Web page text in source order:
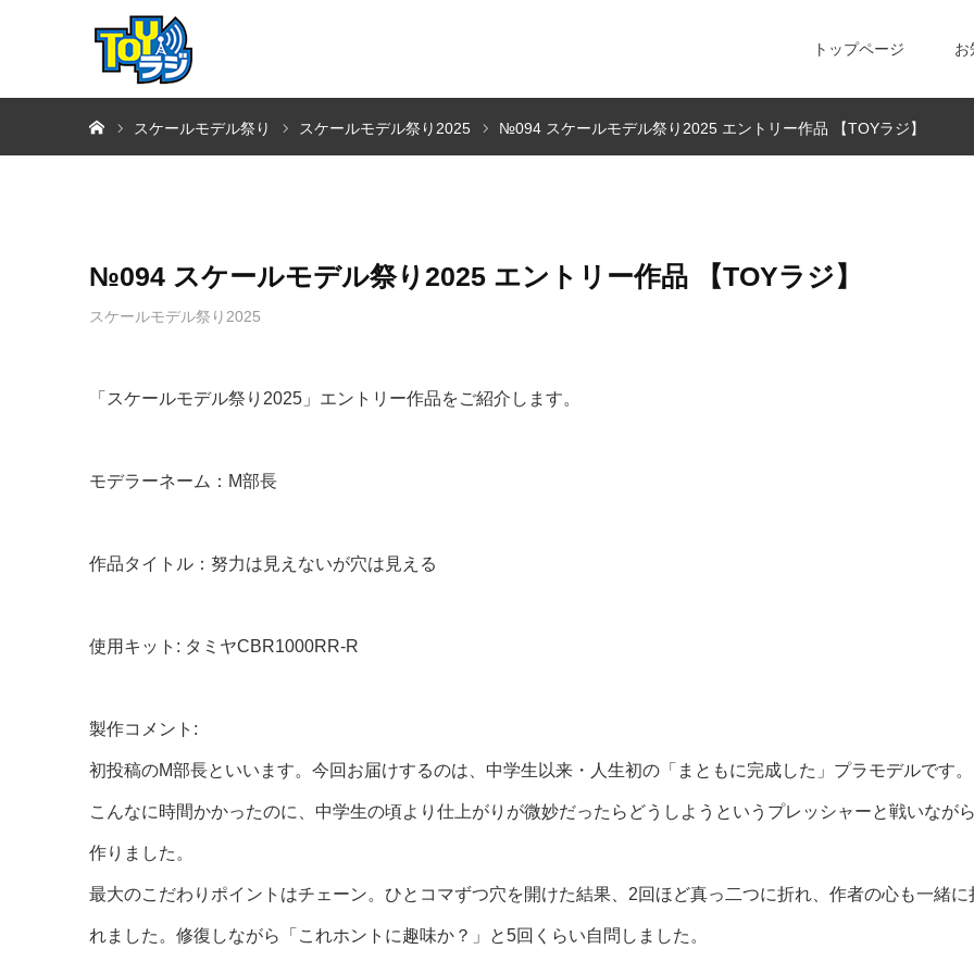
トップページ お
スケールモデル祭り スケールモデル祭り2025 №094 スケールモデル祭り2025 エントリー作品 【TOYラジ】
№094 スケールモデル祭り2025 エントリー作品 【TOYラジ】
スケールモデル祭り2025
「スケールモデル祭り2025」エントリー作品をご紹介します。
モデラーネーム：M部長
作品タイトル：努力は見えないが穴は見える
使用キット: タミヤCBR1000RR-R
製作コメント:
初投稿のM部長といいます。今回お届けするのは、中学生以来・人生初の「まともに完成した」プラモデルです。
こんなに時間かかったのに、中学生の頃より仕上がりが微妙だったらどうしようというプレッシャーと戦いなが
作りました。
最大のこだわりポイントはチェーン。ひとコマずつ穴を開けた結果、2回ほど真っ二つに折れ、作者の心も一緒に
れました。修復しながら「これホントに趣味か？」と5回くらい自問しました。